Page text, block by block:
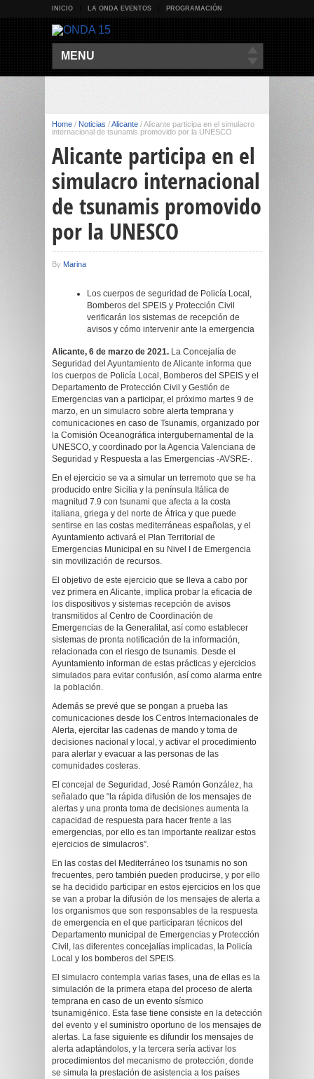
INICIO LA ONDA EVENTOS PROGRAMACIÓN
MENU
Home / Noticias /Alicante /Alicante participa en el simulacro
internacional de tsunamis promovido por la UNESCO
Alicante participa en el
simulacro internacional
de tsunamis promovido
por la UNESCO
By Marina
Los cuerpos de seguridad de Policía Local,
Bomberos del SPEIS y Protección Civil
verificarán los sistemas de recepción de
avisos y cómo intervenir ante la emergencia
Alicante, 6 de marzo de 2021. La Concejalía de
Seguridad del Ayuntamiento de Alicante informa que
los cuerpos de Policía Local, Bomberos del SPEIS y el
Departamento de Protección Civil y Gestión de
Emergencias van a participar, el próximo martes 9 de
marzo, en un simulacro sobre alerta temprana y
comunicaciones en caso de Tsunamis, organizado por
la Comisión Oceanográfica intergubernamental de la
UNESCO, y coordinado por la Agencia Valenciana de
Seguridad y Respuesta a las Emergencias -AVSRE-.
En el ejercicio se va a simular un terremoto que se ha
producido entre Sicilia y la península Itálica de
magnitud 7.9 con tsunami que afecta a la costa
italiana, griega y del norte de África y que puede
sentirse en las costas mediterráneas españolas, y el
Ayuntamiento activará el Plan Territorial de
Emergencias Municipal en su Nivel I de Emergencia
sin movilización de recursos.
El objetivo de este ejercicio que se lleva a cabo por
vez primera en Alicante, implica probar la eficacia de
los dispositivos y sistemas recepción de avisos
transmitidos al Centro de Coordinación de
Emergencias de la Generalitat, así como establecer
sistemas de pronta notificación de la información,
relacionada con el riesgo de tsunamis. Desde el
Ayuntamiento informan de estas prácticas y ejercicios
simulados para evitar confusión, así como alarma entre
la población.
Además se prevé que se pongan a prueba las
comunicaciones desde los Centros Internacionales de
Alerta, ejercitar las cadenas de mando y toma de
decisiones nacional y local, y activar el procedimiento
para alertar y evacuar a las personas de las
comunidades costeras.
El concejal de Seguridad, José Ramón González, ha
señalado que “la rápida difusión de los mensajes de
alertas y una pronta toma de decisiones aumenta la
capacidad de respuesta para hacer frente a las
emergencias, por ello es tan importante realizar estos
ejercicios de simulacros”.
En las costas del Mediterráneo los tsunamis no son
frecuentes, pero también pueden producirse, y por ello
se ha decidido participar en estos ejercicios en los que
se van a probar la difusión de los mensajes de alerta a
los organismos que son responsables de la respuesta
de emergencia en el que participaran técnicos del
Departamento municipal de Emergencias y Protección
Civil, las diferentes concejalías implicadas, la Policía
Local y los bomberos del SPEIS.
El simulacro contempla varias fases, una de ellas es la
simulación de la primera etapa del proceso de alerta
temprana en caso de un evento sísmico
tsunamigénico. Esta fase tiene consiste en la detección
del evento y el suministro oportuno de los mensajes de
alertas. La fase siguiente es difundir los mensajes de
alerta adaptándolos, y la tercera sería activar los
procedimientos del mecanismo de protección, donde
se simula la prestación de asistencia a los países